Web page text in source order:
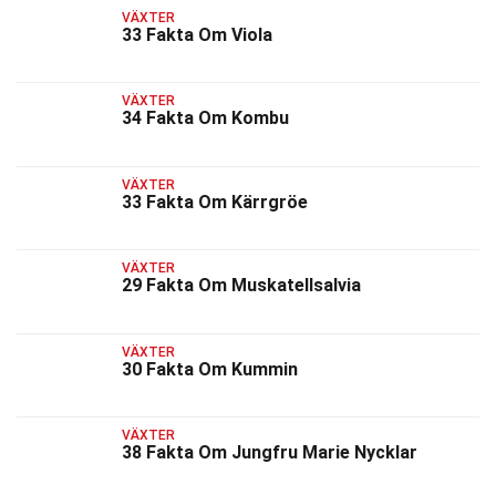
VÄXTER
33 Fakta Om Viola
VÄXTER
34 Fakta Om Kombu
VÄXTER
33 Fakta Om Kärrgröe
VÄXTER
29 Fakta Om Muskatellsalvia
VÄXTER
30 Fakta Om Kummin
VÄXTER
38 Fakta Om Jungfru Marie Nycklar